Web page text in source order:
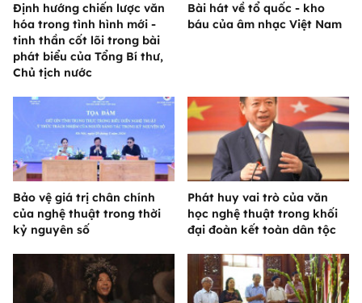
Định hướng chiến lược văn
hóa trong tình hình mới -
tinh thần cốt lõi trong bài
phát biểu của Tổng Bí thư,
Chủ tịch nước
Bài hát về tổ quốc - kho
báu của âm nhạc Việt Nam
Bảo vệ giá trị chân chính
của nghệ thuật trong thời
kỷ nguyên số
Phát huy vai trò của văn
học nghệ thuật trong khối
đại đoàn kết toàn dân tộc